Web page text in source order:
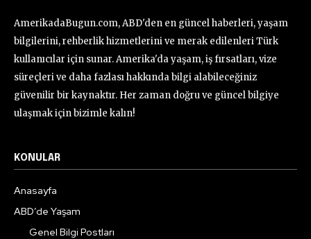
AmerikadaBugun.com, ABD'den en güncel haberleri, yaşam
bilgilerini, rehberlik hizmetlerini ve merak edilenleri Türk
kullanıcılar için sunar. Amerika'da yaşam, iş fırsatları, vize
süreçleri ve daha fazlası hakkında bilgi alabileceğiniz
güvenilir bir kaynaktır. Her zaman doğru ve güncel bilgiye
ulaşmak için bizimle kalın!
KONULAR
Anasayfa
ABD’de Yaşam
Genel Bilgi Postları